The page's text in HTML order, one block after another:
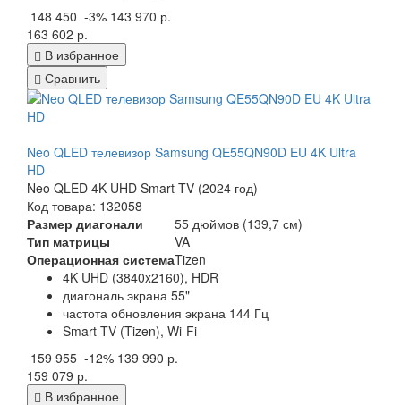
148 450 -3% 143 970 р.
163 602 р.
В избранное
Сравнить
Neo QLED телевизор Samsung QE55QN90D EU 4K Ultra
HD
Neo QLED 4K UHD Smart TV (2024 год)
Код товара: 132058
Размер диагонали
55 дюймов (139,7 см)
Тип матрицы
VA
Операционная системаTizen
4K UHD (3840x2160), HDR
диагональ экрана 55"
частота обновления экрана 144 Гц
Smart TV (Tizen), Wi-Fi
159 955 -12% 139 990 р.
159 079 р.
В избранное